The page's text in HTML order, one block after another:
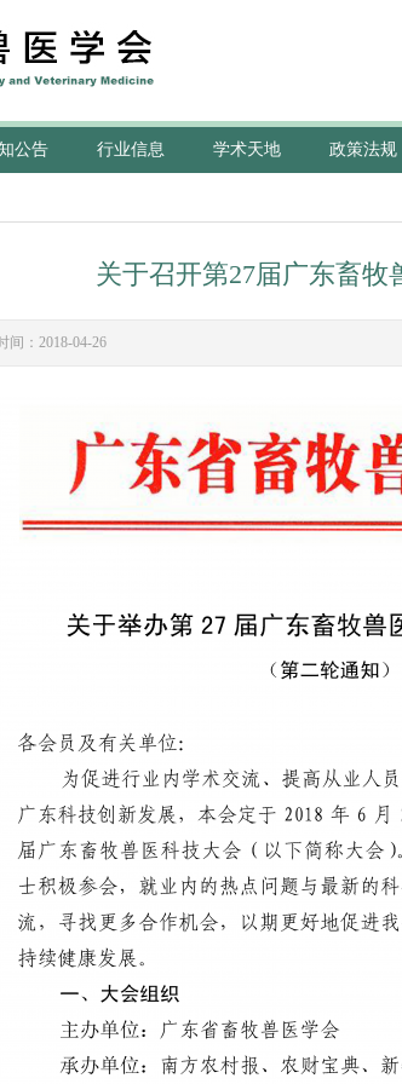
公告 行业信息 学术天地 政策法规
关于召开第27届广东畜牧
间：2018-04-26